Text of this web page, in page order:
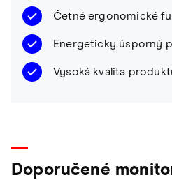
Četné ergonomické
Energeticky úsporný
Vysoká kvalita
Doporučené